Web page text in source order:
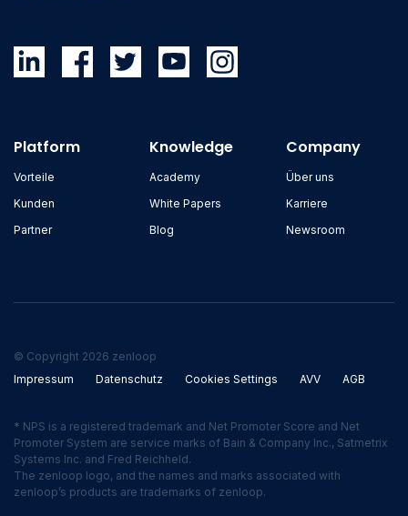
Platform
Vorteile
Kunden
Partner
Knowledge
Academy
White Papers
Blog
Company
Über uns
Karriere
Newsroom
© Copyright 2026 zenloop
Impressum
Datenschutz Cookies Settings AVV AGB
* NPS is a registered trademark and Net Promoter Score and Net
Promoter System are service marks of Bain & Company Inc., Satmetrix
Systems Inc. and Fred Reichheld.
The zenloop logo, and the names and marks associated with
zenloop’s products are trademarks of zenloop.